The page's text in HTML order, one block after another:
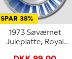
SPAR 38%
1973 Søværnet
Juleplatte, Royal